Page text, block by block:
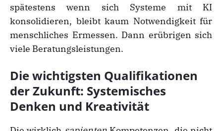
spätestens wenn sich Systeme mit KI
konsolidieren, bleibt kaum Notwendigkeit für
menschliches Ermessen. Dann erübrigen sich
viele Beratungsleistungen.
Die wichtigsten Qualifikationen
der Zukunft: Systemisches
Denken und Kreativität